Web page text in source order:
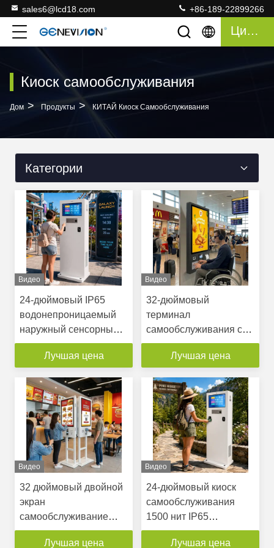
sales6@lcd18.com +86-189-22899266
Цитата
Киоск самообслуживания
Дом > Продукты > КИТАЙ Киоск Самообслуживания
Категории
Видео
24-дюймовый IP65
водонепроницаемый
наружный сенсорный
экранированный киоск
с высокой яркостью
корпусом из
нержавеющей стали
316
Лучшая цена
Видео
32-дюймовый
терминал
самообслуживания с
высокой яркостью
экрана, тактильной
встроенным шрифтом
Брайля и
безбарьерным
дизайном,
соответствующим
стандарту ADA
Лучшая цена
Видео
32 дюймовый двойной
экран
самообслуживание
Киоск заказа
Капацитивный
Лучшая цена
Видео
24-дюймовый киоск
самообслуживания
1500 нит IP65
водонепроницаемый
для улицы с RFID и
Лучшая цена